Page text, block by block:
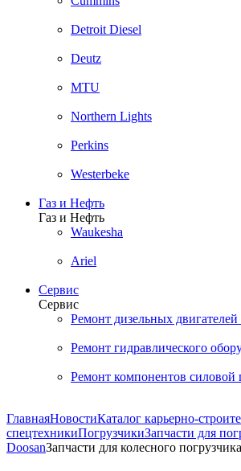
Detroit Diesel
Deutz
MTU
Northern Lights
Perkins
Westerbeke
Газ и Нефть
Газ и Нефть
Waukesha
Ariel
Сервис
Сервис
Ремонт дизельных
Ремонт гидравлического
Ремонт компонентов силовой
ГлавнаяНовостиКаталог карьерно-
спецтехникиПогрузчикиЗапчасти для
DoosanЗапчасти для колесного